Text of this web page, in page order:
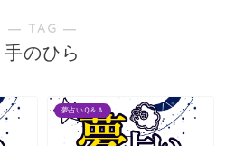
― TAG ―
手のひら
夢占いＱ＆Ａ